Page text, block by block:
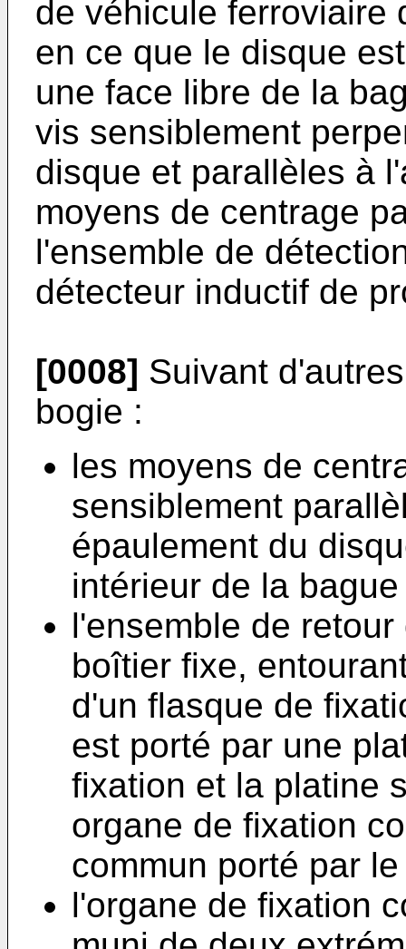
de véhicule ferroviaire
en ce que le disque
une face libre de la
vis sensiblement
disque et parallèles à
moyens de centrage
l'ensemble de
détecteur inductif de
[0008] Suivant
bogie :
les moyens de
sensiblement
épaulement du
intérieur de la
l'ensemble de
boîtier fixe,
d'un flasque de
est porté par une
fixation et la platine
organe de fixation
commun porté par
l'organe de fixation